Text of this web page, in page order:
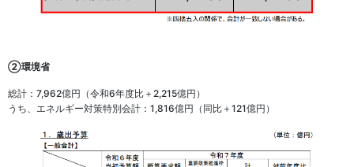
②環境省
総計：7,962億円（令和6年度比＋2,215億円）
うち、エネルギー対策特別会計：1,816億円（同比＋121億円）